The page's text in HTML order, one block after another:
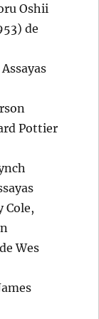
Oshii
de
Pottier
Cole,
Wes